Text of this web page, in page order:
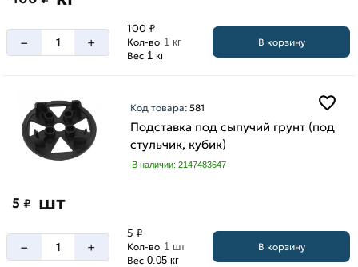
– +
100 ₽
Кол-во 1 кг
Вес 1 кг
В корзину
Код товара:581
Подставка под сыпучий грунт (под
стульчик, кубик)
В наличии: 2147483647
5 ₽ шт
– +
5 ₽
Кол-во 1 шт
Вес 0.05 кг
В корзину